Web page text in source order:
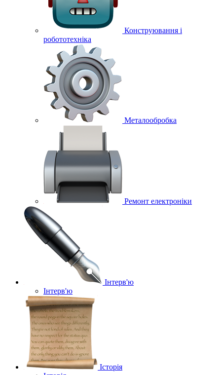
Конструювання і
робототехніка
Металообробка
Ремонт електроніки
Інтерв'ю
Інтерв'ю
Історія